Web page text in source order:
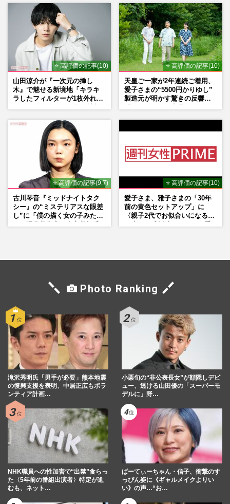
⭐ 高評価の記事(10)
山田涼介が『一次元の挿し
木』で魅せる新境地「キラキ
ラしたフィルターが1枚外れて
⭐ 高評価の記事(10)
天皇ご一家が2年連続ご着用、
愛子さまの“5500円かりゆし”
製造元が明かす驚きの反響
⭐ 高評価の記事(9.7)
古川琴音『ミッドナイトタク
シー』の“ミステリアスな眼差
し”に「僕の描く女の子みた
⭐ 高評価の記事(10)
愛子さま、雅子さまの「30年
前の黄色セットアップ」に
〈親子2代でお似合いになる〉
Photo Ranking
滝沢秀明氏「男手が必要」熊本地震
の復興支援を表明、中居正広もボラ
ンティア計画…
小栗旬の“非公表長女”が顔隠しデビ
ュー、透ける山田優の「スーパーモ
デルに」野…
NHK職員への性加害で“出禁”食らっ
た〈5年前の番組出演者〉特定が進
むも、ネット…
ぱーてぃーちゃん・信子、衝撃のす
っぴん姿に《ギャルメイクよりい
い》の声…“お…